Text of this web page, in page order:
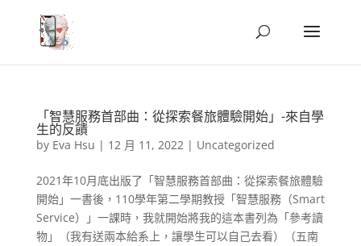
「智慧服務首部曲：從探索餐旅體驗開始」-來自學
生的反饋
by Eva Hsu | 12 月 11, 2022| Uncategorized
2021年10月底出版了「智慧服務首部曲：從探索餐旅體驗
開始」一書後，110學年第二學期教授「智慧服務（Smart
Service）」一課時，我就開始將我的這本書列為「參考讀
物」（我有送兩本給系上，讓學生可以自己去看）（五南